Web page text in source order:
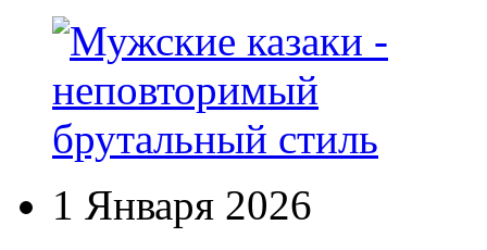
1 Января 2026